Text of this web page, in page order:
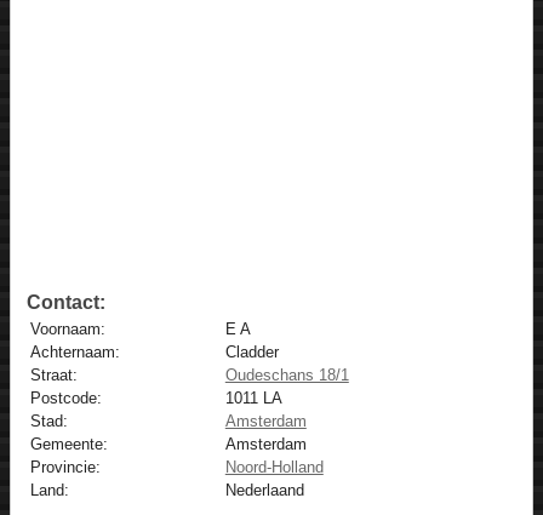
Contact:
Voornaam:
E A
Achternaam:
Cladder
Straat:
Oudeschans 18/1
Postcode:
1011 LA
Stad:
Amsterdam
Gemeente:
Amsterdam
Provincie:
Noord-Holland
Land:
Nederlaand